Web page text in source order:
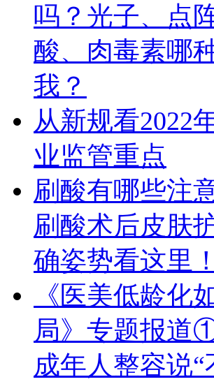
吗？光子、点
酸、肉毒素哪
我？
从新规看2022
业监管重点
刷酸有哪些注
刷酸术后皮肤
确姿势看这里！
《医美低龄化
局》专题报道
成年人整容说“